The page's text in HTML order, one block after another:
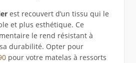
est recouvert d’un tissu qui le
et plus esthétique. Ce
le rend résistant à
durabilité. Opter pour
pour votre matelas à ressorts